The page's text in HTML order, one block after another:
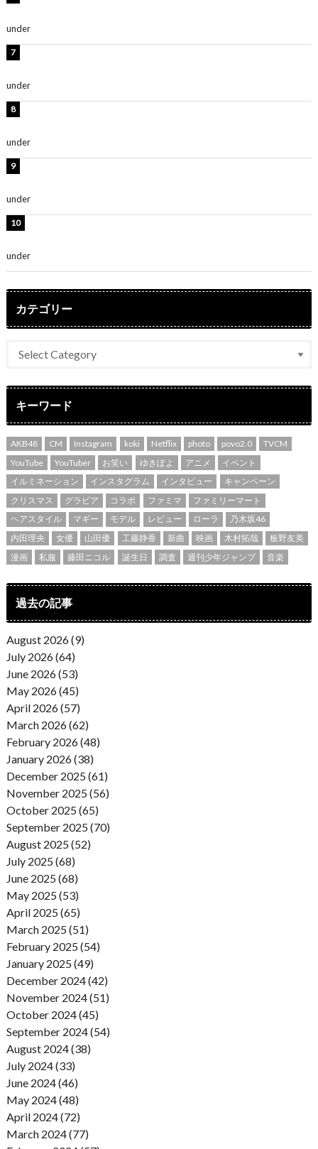
under
under
under
under
under
カテゴリー
キーワード
AKB48 CM Instagram koki Netflix photo povo2.0
TVCM
YouTube
YouTuber お笑い ゆきぽよ アニメ
イベント
イルミネーション
インスタグラム インタビュー
キャンペーン
クリスマス
グラビア コラボ ファミマ
ファミリーマート
ヘアスタイル
マギー モデル レビュー ローラ
乃木坂46
内田理央
女優 山田優 工藤静香 新曲 映画 木村拓哉
板野友美
漫画
私服 藤田ニコル 誕生日 調査 週刊少年ジャンプ 音楽
過去の記事
August 2026 (9)
July 2026 (64)
June 2026 (53)
May 2026 (45)
April 2026 (57)
March 2026 (62)
February 2026 (48)
January 2026 (38)
December 2025 (61)
November 2025 (56)
October 2025 (65)
September 2025 (70)
August 2025 (52)
July 2025 (68)
June 2025 (68)
May 2025 (53)
April 2025 (65)
March 2025 (51)
February 2025 (54)
January 2025 (49)
December 2024 (42)
November 2024 (51)
October 2024 (45)
September 2024 (54)
August 2024 (38)
July 2024 (33)
June 2024 (46)
May 2024 (48)
April 2024 (72)
March 2024 (77)